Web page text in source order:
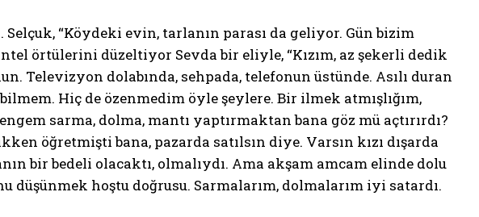
“Köydeki evin, tarlanın parası da geliyor. Gün bizim
örtülerini düzeltiyor Sevda bir eliyle, “Kızım, az şekerli dedik
Televizyon dolabında, sehpada, telefonun üstünde. Asılı duran
Hiç de özenmedim öyle şeylere. Bir ilmek atmışlığım,
sarma, dolma, mantı yaptırmaktan bana göz mü açtırırdı?
öğretmişti bana, pazarda satılsın diye. Varsın kızı dışarda
bir bedeli olacaktı, olmalıydı. Ama akşam amcam elinde dolu
düşünmek hoştu doğrusu. Sarmalarım, dolmalarım iyi satardı.